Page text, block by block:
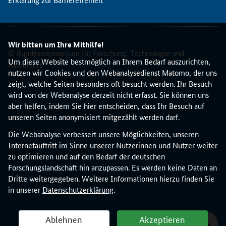
Wir bitten um Ihre Mithilfe!
Um diese Website bestmöglich an Ihrem Bedarf auszurichten,
nutzen wir Cookies und den Webanalysedienst Matomo, der uns
zeigt, welche Seiten besonders oft besucht werden. Ihr Besuch
wird von der Webanalyse derzeit nicht erfasst. Sie können uns
aber helfen, indem Sie hier entscheiden, dass Ihr Besuch auf
unseren Seiten anonymisiert mitgezählt werden darf.
Die Webanalyse verbessert unsere Möglichkeiten, unseren
Internetauftritt im Sinne unserer Nutzerinnen und Nutzer weiter
zu optimieren und auf den Bedarf der deutschen
Forschungslandschaft hin anzupassen. Es werden keine Daten an
Dritte weitergegeben. Weitere Informationen hierzu finden Sie
in unserer Datenschutzerklärung.
Ablehnen Akzeptieren
r
i
h
e
K
o
n
f
e
e
n
z
z
u
m
© Bundesministerium für Forschung, Technologie und
Raumfahrt